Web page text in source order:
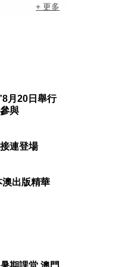
+ 更多
月20日舉行
與
連登場
澳出版精華